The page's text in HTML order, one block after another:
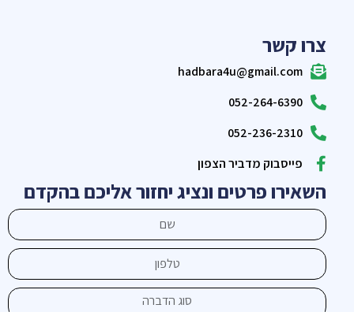
צרו קשר
hadbara4u@gmail.com
052-264-6390
052-236-2310
פייסבוק מדביר הצפון
השאירו פרטים ונציג יחזור אליכם בהקדם